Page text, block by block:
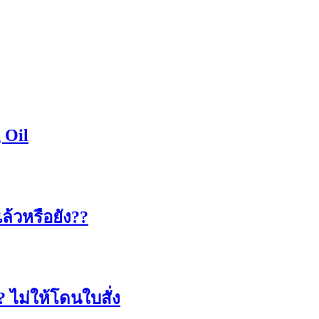
Oil
วหรือยัง??
ไม่ให้โดนใบสั่ง